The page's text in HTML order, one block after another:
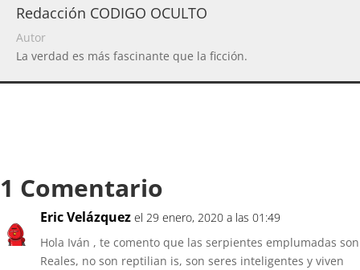
Redacción CODIGO OCULTO
Autor
La verdad es más fascinante que la ficción.
1 Comentario
Eric Velázquez el 29 enero, 2020 a las 01:49
Hola Iván , te comento que las serpientes emplumadas son
Reales, no son reptilian is, son seres inteligentes y viven